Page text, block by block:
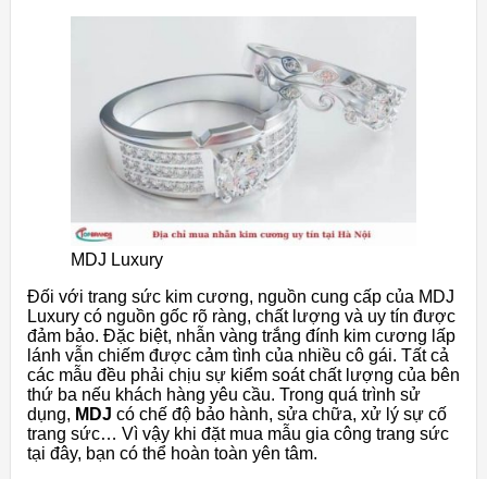
MDJ Luxury
Đối với trang sức kim cương, nguồn cung cấp của MDJ
Luxury có nguồn gốc rõ ràng, chất lượng và uy tín được
đảm bảo. Đặc biệt, nhẫn vàng trắng đính kim cương lấp
lánh vẫn chiếm được cảm tình của nhiều cô gái. Tất cả
các mẫu đều phải chịu sự kiểm soát chất lượng của bên
thứ ba nếu khách hàng yêu cầu. Trong quá trình sử
dụng, MDJ có chế độ bảo hành, sửa chữa, xử lý sự cố
trang sức… Vì vậy khi đặt mua mẫu gia công trang sức
tại đây, bạn có thể hoàn toàn yên tâm.